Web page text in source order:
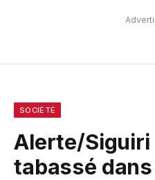
SOCIÉTÉ
Alerte/Siguiri
tabassé